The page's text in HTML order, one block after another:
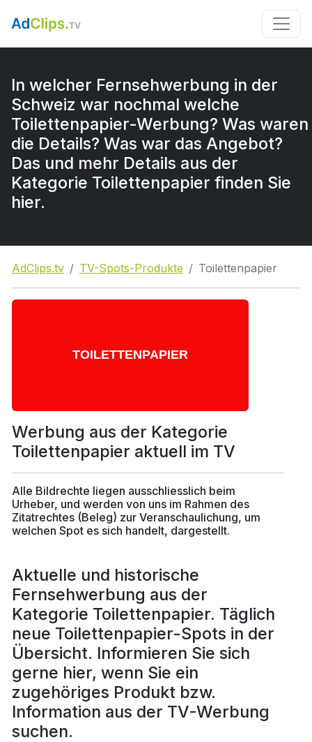
In welcher Fernsehwerbung in der
Schweiz war nochmal welche
Toilettenpapier-Werbung? Was waren
die Details? Was war das Angebot?
Das und mehr Details aus der
Kategorie Toilettenpapier finden Sie
hier.
AdClips.tv TV-Spots-Produkte Toilettenpapier
Werbung aus der Kategorie
Toilettenpapier aktuell im TV
Alle Bildrechte liegen ausschliesslich beim
Urheber, und werden von uns im Rahmen des
Zitatrechtes (Beleg) zur Veranschaulichung, um
welchen Spot es sich handelt, dargestellt.
Aktuelle und historische
Fernsehwerbung aus der
Kategorie Toilettenpapier. Täglich
neue Toilettenpapier-Spots in der
Übersicht. Informieren Sie sich
gerne hier, wenn Sie ein
zugehöriges Produkt bzw.
Information aus der TV-Werbung
suchen.